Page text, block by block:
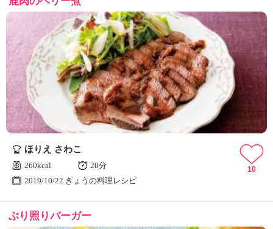
ほりえ さわこ
260kcal
20分
2019/10/22 きょうの料理レシピ
10
ぶり照りバーガー